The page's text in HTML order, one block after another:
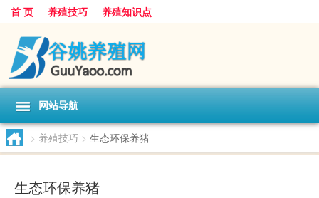
首 页 养殖技巧 养殖知识点
网站导航
> 养殖技巧 > 生态环保养猪
生态环保养猪